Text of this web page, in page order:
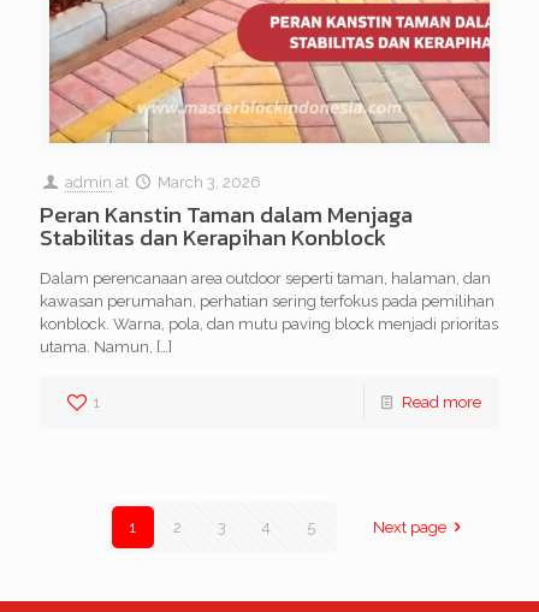
admin at March 3, 2026
Peran Kanstin Taman dalam Menjaga
Stabilitas dan Kerapihan Konblock
Dalam perencanaan area outdoor seperti taman, halaman, dan
kawasan perumahan, perhatian sering terfokus pada pemilihan
konblock. Warna, pola, dan mutu paving block menjadi prioritas
utama. Namun, […]
1 Read more
1 2 3 4 5 Next page